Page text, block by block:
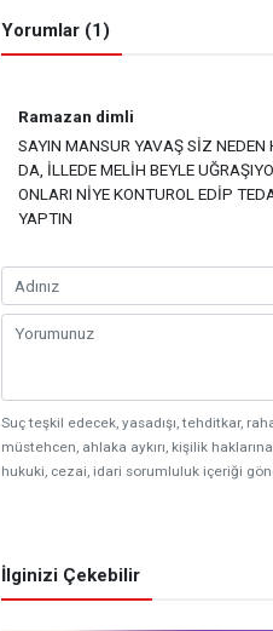
Yorumlar (1)
Ramazan dimli
SAYIN MANSUR YAVAŞ SİZ
DA, İLLEDE MELİH BEYLE
ONLARI NİYE KONTUROL EDİP
YAPTIN
Suç teşkil edecek, yasadışı, tehditkar,
müstehcen, ahlaka aykırı, kişilik
hukuki, cezai, idari sorumluluk içeriği
İlginizi Çekebilir